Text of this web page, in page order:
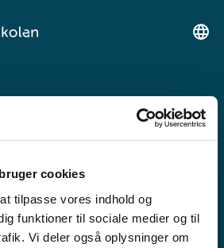
cookies
tilpasse vores indhold og
funktioner til sociale medier og til
Vi deler også oplysninger om
TIL
I SKOLEN
for
den vidaregåande skule